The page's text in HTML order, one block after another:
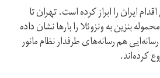
ایران را ابراز کرده است. تهران تا
بنزین به ونزوئلا را بارها نشان داده
هم رسانه‌های طرفدار نظام مانور
کرده‌اند.